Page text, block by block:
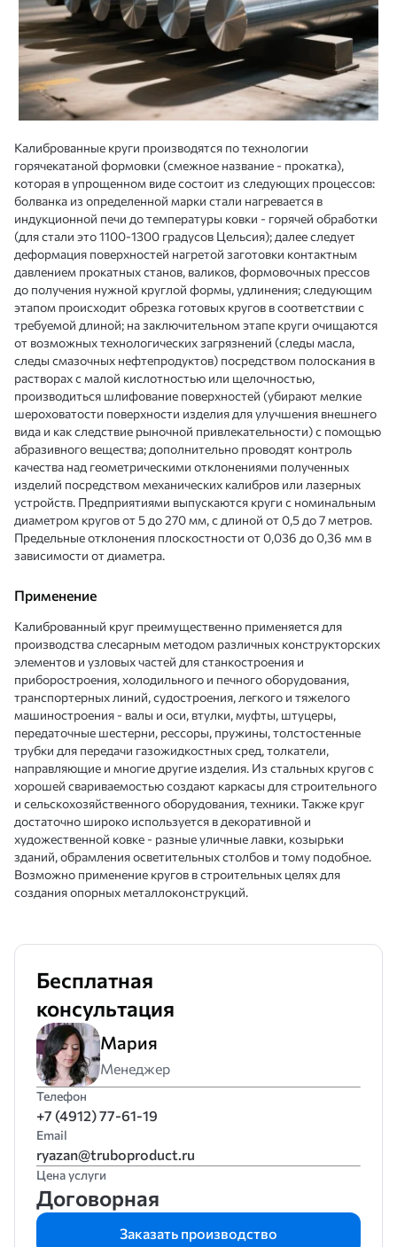
Калиброванные круги производятся по технологии
горячекатаной формовки (смежное название - прокатка),
которая в упрощенном виде состоит из следующих процессов:
болванка из определенной марки стали нагревается в
индукционной печи до температуры ковки - горячей обработки
(для стали это 1100-1300 градусов Цельсия); далее следует
деформация поверхностей нагретой заготовки контактным
давлением прокатных станов, валиков, формовочных прессов
до получения нужной круглой формы, удлинения; следующим
этапом происходит обрезка готовых кругов в соответствии с
требуемой длиной; на заключительном этапе круги очищаются
от возможных технологических загрязнений (следы масла,
следы смазочных нефтепродуктов) посредством полоскания в
растворах с малой кислотностью или щелочностью,
производиться шлифование поверхностей (убирают мелкие
шероховатости поверхности изделия для улучшения внешнего
вида и как следствие рыночной привлекательности) с помощью
абразивного вещества; дополнительно проводят контроль
качества над геометрическими отклонениями полученных
изделий посредством механических калибров или лазерных
устройств. Предприятиями выпускаются круги с номинальным
диаметром кругов от 5 до 270 мм, с длиной от 0,5 до 7 метров.
Предельные отклонения плоскостности от 0,036 до 0,36 мм в
зависимости от диаметра.
Применение
Калиброванный круг преимущественно применяется для
производства слесарным методом различных конструкторских
элементов и узловых частей для станкостроения и
приборостроения, холодильного и печного оборудования,
транспортерных линий, судостроения, легкого и тяжелого
машиностроения - валы и оси, втулки, муфты, штуцеры,
передаточные шестерни, рессоры, пружины, толстостенные
трубки для передачи газожидкостных сред, толкатели,
направляющие и многие другие изделия. Из стальных кругов с
хорошей свариваемостью создают каркасы для строительного
и сельскохозяйственного оборудования, техники. Также круг
достаточно широко используется в декоративной и
художественной ковке - разные уличные лавки, козырьки
зданий, обрамления осветительных столбов и тому подобное.
Возможно применение кругов в строительных целях для
создания опорных металлоконструкций.
Бесплатная
консультация
Мария
Менеджер
Телефон
+7 (4912) 77-61-19
Email
ryazan@truboproduct.ru
Цена услуги
Договорная
Заказать производство